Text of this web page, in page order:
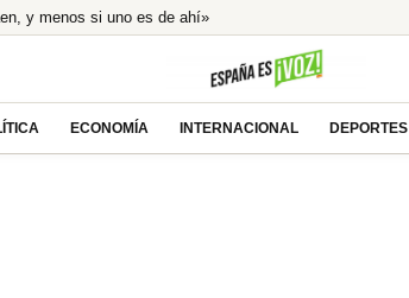
y menos si uno es de ahí»
la mayor caída de ingresos para los españoles
«concebido no nacido» de Feijóo
a Ayuso por el ático de lujo en Chamberí
el eclipse total en directo
ECONOMÍA INTERNACIONAL DEPORTES